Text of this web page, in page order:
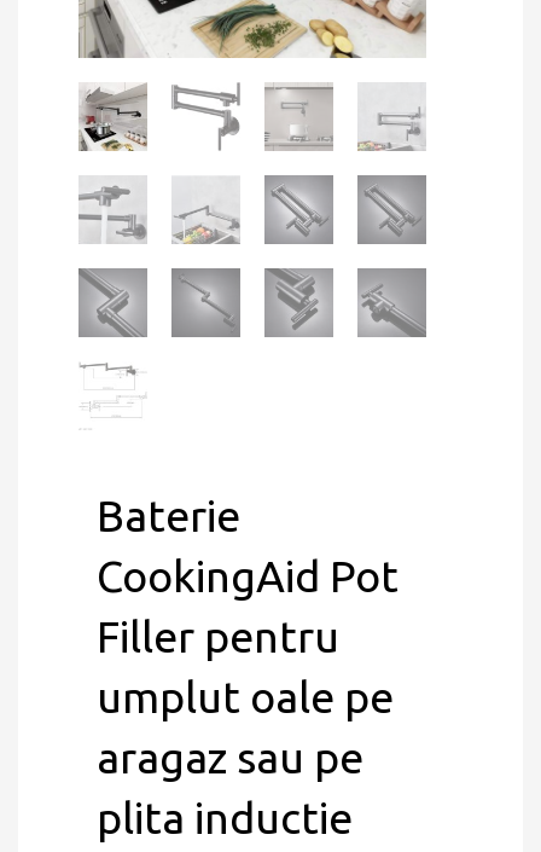
Baterie
CookingAid Pot
Filler pentru
umplut oale pe
aragaz sau pe
plita inductie